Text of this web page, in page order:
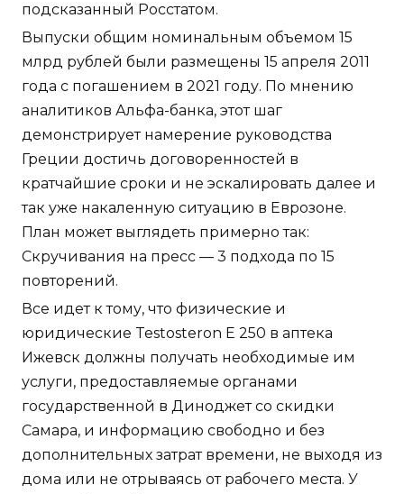
подсказанный Росстатом.
Выпуски общим номинальным объемом 15
млрд рублей были размещены 15 апреля 2011
года с погашением в 2021 году. По мнению
аналитиков Альфа-банка, этот шаг
демонстрирует намерение руководства
Греции достичь договоренностей в
кратчайшие сроки и не эскалировать далее и
так уже накаленную ситуацию в Еврозоне.
План может выглядеть примерно так:
Скручивания на пресс — 3 подхода по 15
повторений.
Все идет к тому, что физические и
юридические Testosteron E 250 в аптека
Ижевск должны получать необходимые им
услуги, предоставляемые органами
государственной в Диноджет со скидки
Самара, и информацию свободно и без
дополнительных затрат времени, не выходя из
дома или не отрываясь от рабочего места. У